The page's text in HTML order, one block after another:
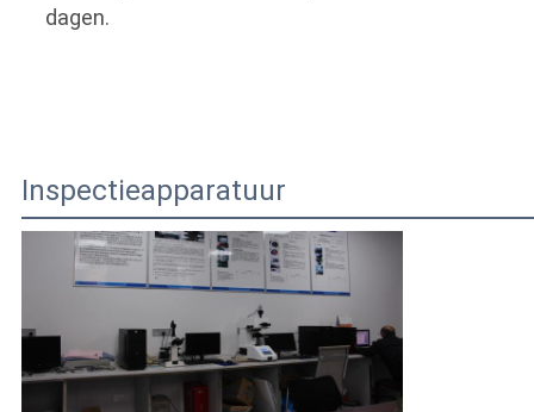
dagen.
Inspectieapparatuur